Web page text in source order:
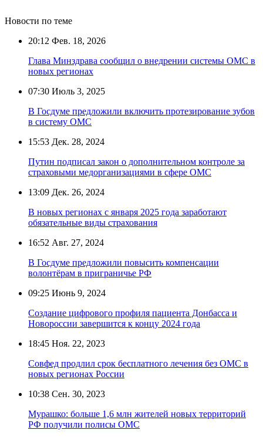
Новости по теме
20:12 Фев. 18, 2026
Глава Минздрава сообщил о внедрении системы ОМС в
новых регионах
07:30 Июль 3, 2025
В Госдуме предложили включить протезирование зубов
в систему ОМС
15:53 Дек. 28, 2024
Путин подписал закон о дополнительном контроле за
страховыми медорганизациями в сфере ОМС
13:09 Дек. 26, 2024
В новых регионах с января 2025 года заработают
обязательные виды страхования
16:52 Авг. 27, 2024
В Госдуме предложили повысить компенсации
волонтёрам в приграничье РФ
09:25 Июнь 9, 2024
Создание цифрового профиля пациента Донбасса и
Новороссии завершится к концу 2024 года
18:45 Ноя. 22, 2023
Совфед продлил срок бесплатного лечения без ОМС в
новых регионах России
10:38 Сен. 30, 2023
Мурашко: больше 1,6 млн жителей новых территорий
РФ получили полисы ОМС